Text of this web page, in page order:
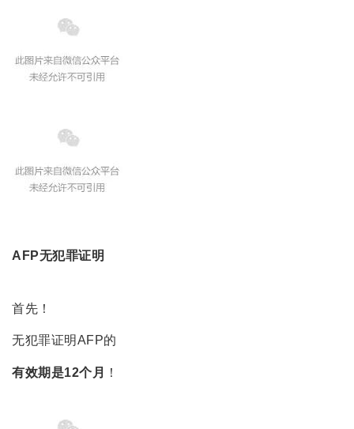
AFP无犯罪证明
首先！
无犯罪证明AFP的
有效期是12个月 ！